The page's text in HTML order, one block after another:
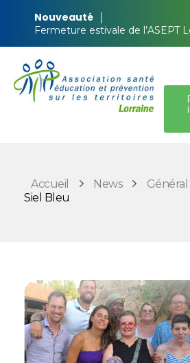
Nouveauté
Fermeture estivale de l’ASEPT
Accueil News Général
Siel Bleu